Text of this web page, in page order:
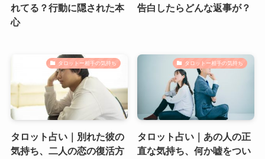
れてる？行動に隠された本
心
告白したらどんな返事が？
タロットー相手の気持ち
タロット占い｜別れた彼の
気持ち、二人の恋の復活方
タロットー相手の気持ち
タロット占い｜あの人の正
直な気持ち、何か嘘をつい